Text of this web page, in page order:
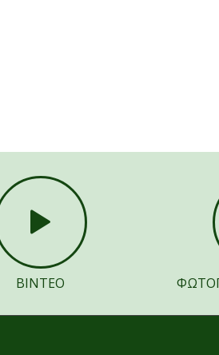
ΒΙΝΤΕΟ